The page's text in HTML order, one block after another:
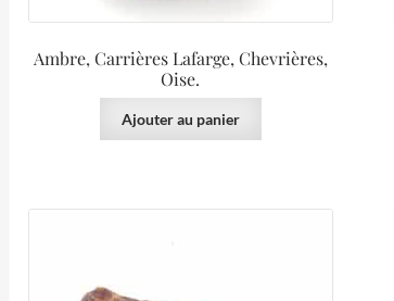
Ambre, Carrières Lafarge, Chevrières,
Oise.
Ajouter au panier